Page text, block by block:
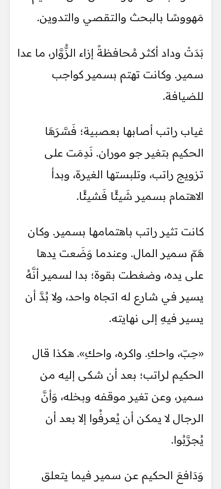
مَهووسًا بالبحث والتقصي والتدوين.
بَدَتْ وداد أكثر مُحافظةً إزاء الزُّوَّار، ما عدا
سمير. وكانت تهتم بسمير كواجب
للضيافة.
غياب راتب أصابها بعصبية؛ فَسَّرَهَا
الحكيم بتغير جو موران. نَدِمَت على
تزويج راتب، وتلبستها الغيرة، وبدأ
الاهتمام بسمير شَيئًا فَشيئًا.
كانت تثير راتب باهتمامها بسمير. وكان
هَمّ سمير المال. وعندما وَضَعت يدها
على يده، وضغطت بقوة؛ بدا لسمير أنَّهُ
يسير في شارع له اتجاه واحد، ولا بُدَّ أن
يسير فيهِ إلى نهايته.
«حِبّ، واحكِ. واكره، واحكِ». هكذا قال
الحكيم لراتب؛ بعد أن شكى إليه من
سمير، وعن تغير موقفه وبخله، وَأنَّ
الرجال لا يمكن أن يُعرفُوا إلا بعد أن
يُجرَّبُوا.
وَدَافعَ الحكيم عن سمير فيما يتعلق